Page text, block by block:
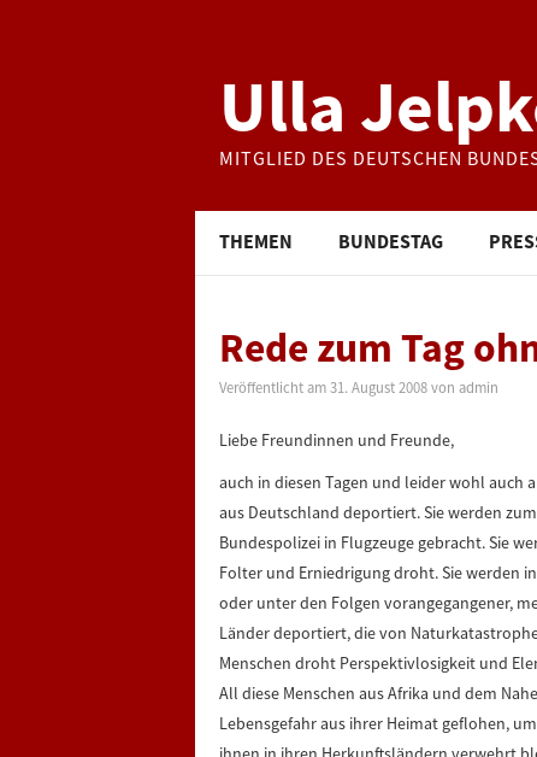
Ulla
MITGLIED DES DEUTSCHEN
THEMEN BUNDESTAG
Rede zum Tag
Veröffentlicht am 31. August 2008 von admin
Liebe Freundinnen und Freunde,
auch in diesen Tagen und leider wohl auch
aus Deutschland deportiert. Sie werden
Bundespolizei in Flugzeuge gebracht. Sie
Folter und Erniedrigung droht. Sie werden
oder unter den Folgen vorangegangener,
Länder deportiert, die von
Menschen droht Perspektivlosigkeit und
All diese Menschen aus Afrika und dem
Lebensgefahr aus ihrer Heimat geflohen,